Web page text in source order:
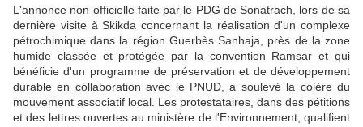
L'annonce non officielle faite par le PDG de Sonatrach, lors de sa
dernière visite à Skikda concernant la réalisation d'un complexe
pétrochimique dans la région Guerbès Sanhaja, près de la zone
humide classée et protégée par la convention Ramsar et qui
bénéficie d'un programme de préservation et de développement
durable en collaboration avec le PNUD, a soulevé la colère du
mouvement associatif local. Les protestataires, dans des pétitions
et des lettres ouvertes au ministère de l'Environnement, qualifient